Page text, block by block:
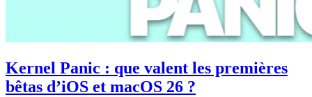
Kernel Panic : que valent les premières
bêtas d’iOS et macOS 26 ?